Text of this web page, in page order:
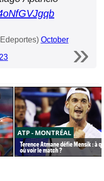
October
ATP - MONTRÉAL
Terence Atmane défie Mensik : à
où voir le match ?